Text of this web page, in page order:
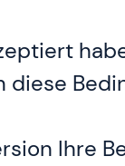
diese
Ihre